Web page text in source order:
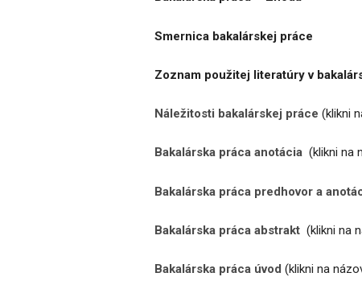
Smernica bakalárskej práce
Zoznam použitej literatúry v
Náležitosti bakalárskej práce (klikni
Bakalárska práca anotácia (klikni na
Bakalárska práca predhovor a
Bakalárska práca abstrakt (klikni na
Bakalárska práca úvod (klikni na